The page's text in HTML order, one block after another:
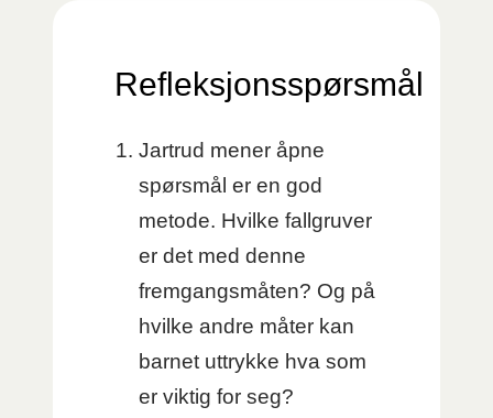
Refleksjonsspørsmål
Jartrud mener åpne
spørsmål er en god
metode. Hvilke fallgruver
er det med denne
fremgangsmåten? Og på
hvilke andre måter kan
barnet uttrykke hva som
er viktig for seg?